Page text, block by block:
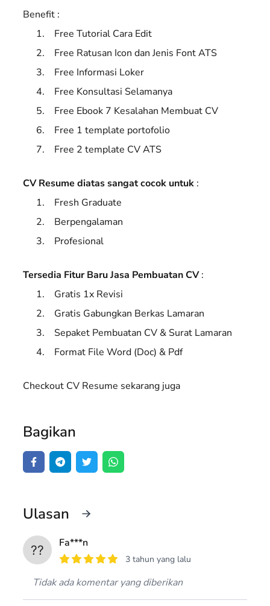
Benefit :
Free Tutorial Cara Edit
Free Ratusan Icon dan Jenis Font ATS
Free Informasi Loker
Free Konsultasi Selamanya
Free Ebook 7 Kesalahan Membuat CV
Free 1 template portofolio
Free 2 template CV ATS
CV Resume diatas sangat cocok untuk :
Fresh Graduate
Berpengalaman
Profesional
Tersedia Fitur Baru Jasa Pembuatan CV:
Gratis 1x Revisi
Gratis Gabungkan Berkas Lamaran
Sepaket Pembuatan CV & Surat Lamaran
Format File Word (Doc) & Pdf
Checkout CV Resume sekarang juga
Bagikan
Ulasan
Fa***n
3 tahun yang lalu
Tidak ada komentar yang diberikan